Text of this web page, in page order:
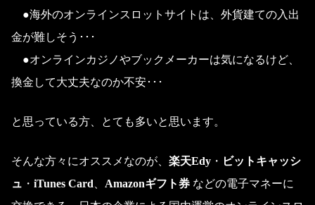
●海外のオンラインスロットサイトは、外貨建ての入出
金が難しそう･･･
●オンラインカジノやブックメーカーは気になるけど、
換金して大丈夫なのか不安･･･
と思っている方、とても多いと思います。
そんな方々にオススメなのが、 楽天Edy ・ ビットキャッシ
ュ ・ iTunes Card Amazonギフト券 などの電子マネーに